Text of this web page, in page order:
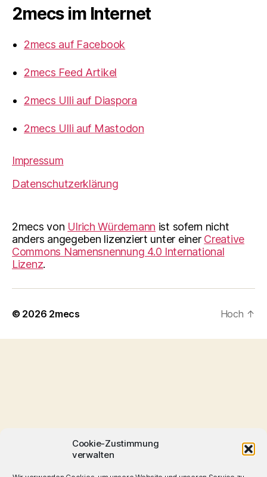
Cookie-Zustimmung
verwalten
2mecs im Internet
2mecs auf Facebook
2mecs Feed Artikel
2mecs Ulli auf Diaspora
2mecs Ulli auf Mastodon
Impressum
Datenschutzerklärung
2mecs von Ulrich Würdemann ist sofern nicht
anders angegeben lizenziert unter einer Creative
Commons Namensnennung 4.0 International
Lizenz.
© 2026 2mecs Hoch ↑